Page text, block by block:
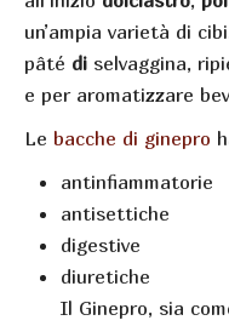
un’ampia varietà di
pâté di selvaggina,
e per aromatizzare
Le bacche di ginepro
antinfiammatorie
antisettiche
digestive
diuretiche
Il Ginepro, sia